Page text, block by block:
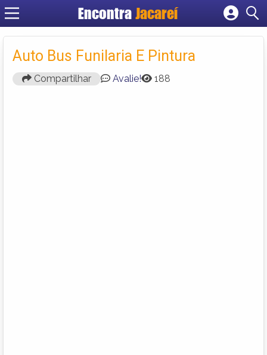
Encontra Jacareí
Cadastrar empresa
Criar conta
Auto Bus Funilaria E Pintura
Compartilhar Avalie! 188